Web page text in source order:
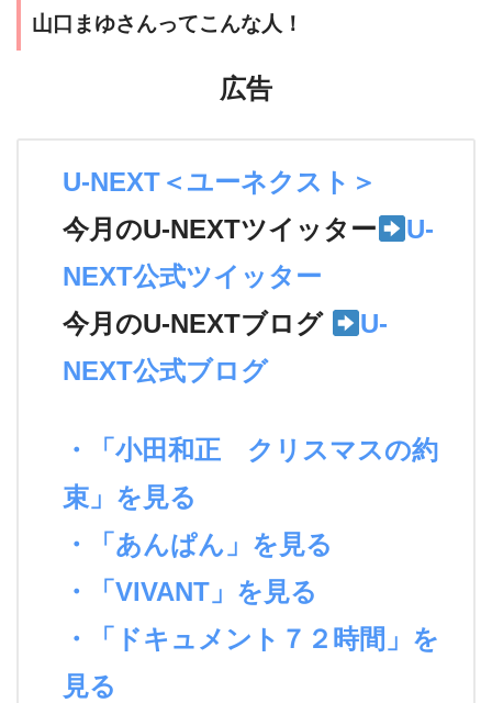
山口まゆさんってこんな人！
広告
U-NEXT＜ユーネクスト＞
今月のU-NEXTツイッター
U-
NEXT公式ツイッター
今月のU-NEXTブログ
U-
NEXT公式ブログ
・「小田和正 クリスマスの約
束」を見る
・「あんぱん」を見る
・「VIVANT」を見る
・「ドキュメント７２時間」を
見る